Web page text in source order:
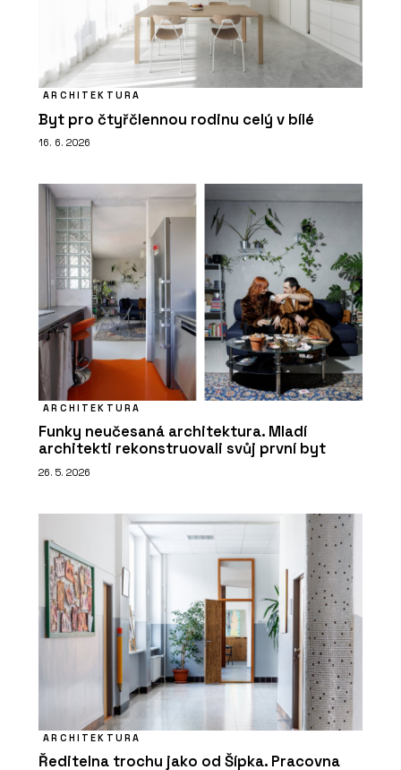
ARCHITEKTURA
Byt pro čtyřčlennou rodinu celý v bílé
16. 6. 2026
ARCHITEKTURA
Funky neučesaná architektura. Mladí
architekti rekonstruovali svůj první byt
26. 5. 2026
ARCHITEKTURA
Ředitelna trochu jako od Šípka. Pracovna